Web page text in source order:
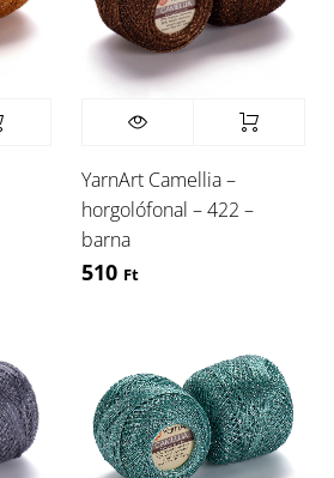
YarnArt Camellia –
horgolófonal – 422 –
barna
510 Ft